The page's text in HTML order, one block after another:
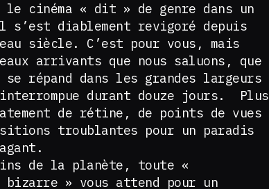
le cinéma « dit » de genre dans un
diablement revigoré depuis
siècle. C’est pour vous, mais
arrivants que nous saluons, que
répand dans les grandes largeurs
durant douze jours. Plus
de rétine, de points de vues
troublantes pour un paradis
de la planète, toute «
» vous attend pour un